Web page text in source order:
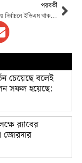
পরবর্তী
আগামী জাতীয় নির্বাচনে ইভিএম থাকছে না
চেয়েছে বলেই
সফল হয়েছে:
র‌্যাবের
জোরদার